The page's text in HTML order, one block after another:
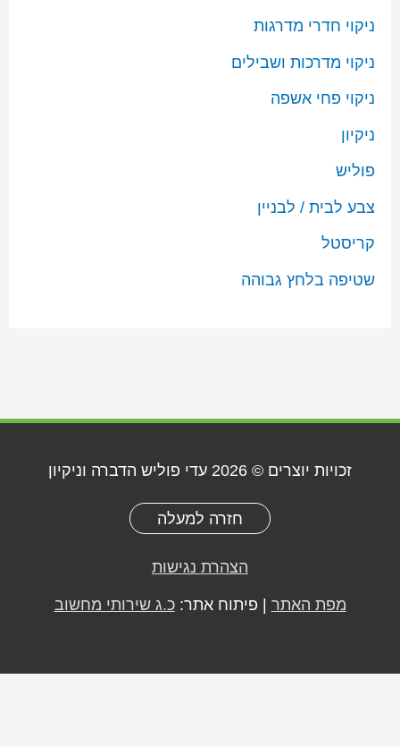
ניקוי חדרי מדרגות
ניקוי מדרכות ושבילים
ניקוי פחי אשפה
ניקיון
פוליש
צבע לבית / לבניין
קריסטל
שטיפה בלחץ גבוהה
זכויות יוצרים © 2026 עדי פוליש הדברה וניקיון
חזרה למעלה
הצהרת נגישות
מפת האתר | פיתוח אתר:כ.ג שירותי מחשוב